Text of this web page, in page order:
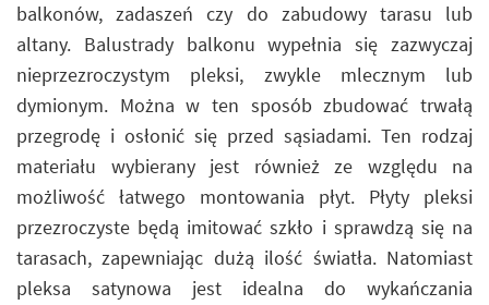
balkonów, zadaszeń czy do zabudowy tarasu lub
altany. Balustrady balkonu wypełnia się zazwyczaj
nieprzezroczystym pleksi, zwykle mlecznym lub
dymionym. Można w ten sposób zbudować trwałą
przegrodę i osłonić się przed sąsiadami. Ten rodzaj
materiału wybierany jest również ze względu na
możliwość łatwego montowania płyt. Płyty pleksi
przezroczyste będą imitować szkło i sprawdzą się na
tarasach, zapewniając dużą ilość światła. Natomiast
pleksa satynowa jest idealna do wykańczania